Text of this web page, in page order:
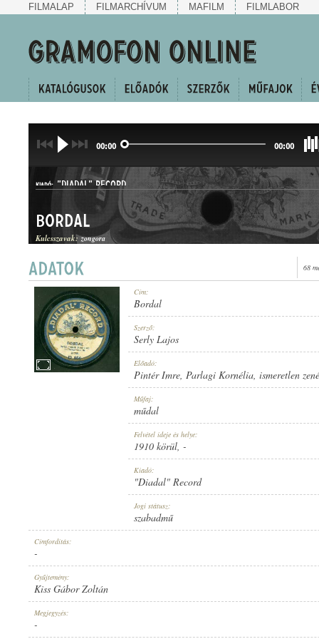
FILMALAP FILMARCHÍVUM MAFILM FILMLABOR
00:00 00:00
PARLAGI KORNÉLIA
MŰFAJ: MŰDAL
KIADÓ: "DIADAL" RECORD
LEMEZSZÁM: D 854
Bordal
Kulcsszavak: zongora
68
Cím:
Bordal
Szerző:
Serly Lajos
Előadó:
Pintér Imre, Parlagi Kornélia, ismeretlen
Műfaj:
műdal
Felvétel ideje és helye:
1910 körül, -
Kiadó:
"Diadal" Record
Jogi státusz:
szabadmű
Címfordítás:
-
Gyűjtemény:
Kiss Gábor Zoltán
Megjegyzés:
-